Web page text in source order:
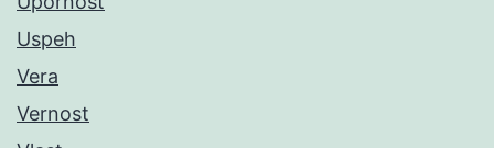
Uspeh
Vera
Vernost